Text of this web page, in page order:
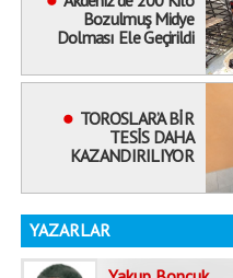
Bozulmuş Midye
Dolması Ele Geçirildi
TOROSLAR’A BİR
TESİS DAHA
KAZANDIRILIYOR
YAZARLAR
Mehmet Selvi
ÖKÜZ ÖLDÜ
Abdullah Biçer
6.03.2026
Yanlış Referans
TARSUS’TA ZAZALAR